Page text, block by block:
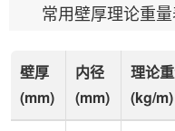
常用壁厚理论重量
壁厚
(mm)
内径
(mm)
理论
(kg/m)